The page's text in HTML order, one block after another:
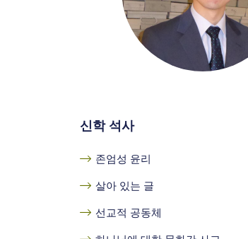
신학 석사
존엄성 윤리
살아 있는 글
선교적 공동체